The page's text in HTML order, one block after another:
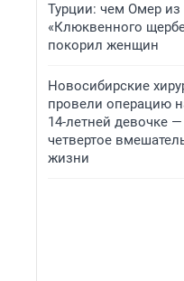
Турции: чем Омер из
«Клюквенного
покорил женщин
Новосибирские
провели операцию
14-летней девочке —
четвертое
жизни